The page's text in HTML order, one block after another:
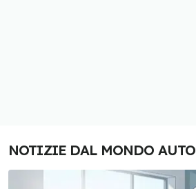
NOTIZIE DAL MONDO AUTO